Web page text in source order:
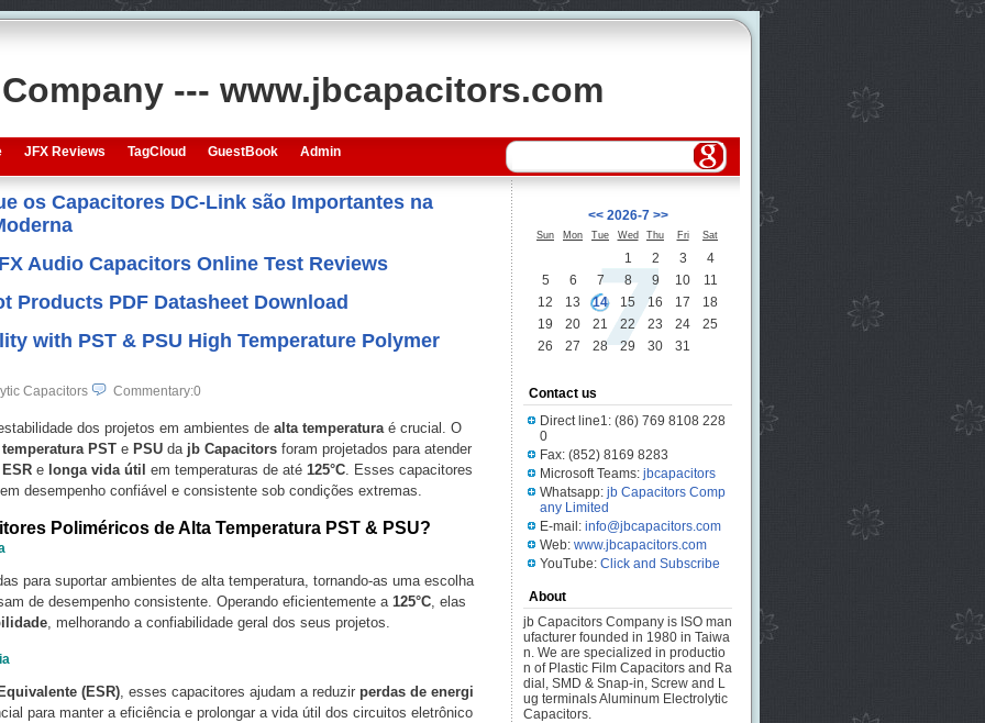
--- www.jbcapacitors.com
JFX Reviews TagCloud GuestBook Admin
os Capacitores DC-Link são Importantes na
Audio Capacitors Online Test Reviews
Products PDF Datasheet Download
with PST & PSU High Temperature Polymer
Capacitors Commentary:0
dos projetos em ambientes de alta temperaturaé crucial. O
PSTe PSUda jb Capacitorsforam projetados para atender
e longa vida útil em temperaturas de até 125°C. Esses capacitores
desempenho confiável e consistente sob condições extremas.
Poliméricos de Alta Temperatura PST & PSU?
para suportar ambientes de alta temperatura, tornando-as uma escolha
de desempenho consistente. Operando eficientemente a 125°C, elas
, melhorando a confiabilidade geral dos seus projetos.
(ESR), esses capacitores ajudam a reduzir perdas de energi
para manter a eficiência e prolongar a vida útil dos circuitos eletrônico
<< 2026-7 >>
Sun Mon Tue Wed Thu Fri Sat
1 2 3
4
5
6 7 8 9 10
11
12
13 14 15 16 17
18
19
20 21 22 23 24
25
26
27 28 29 30 31
Contact us
Direct line1: (86) 769 8108 228
0
Fax: (852) 8169 8283
Microsoft Teams: jbcapacitors
Whatsapp: jb Capacitors Comp
any Limited
E-mail: info@jbcapacitors.com
Web: www.jbcapacitors.com
YouTube: Click and Subscribe
About
jb Capacitors Company is ISO man
ufacturer founded in 1980 in Taiwa
n. We are specialized in productio
n of Plastic Film Capacitors and Ra
dial, SMD & Snap-in, Screw and L
ug terminals Aluminum Electrolytic
Capacitors.